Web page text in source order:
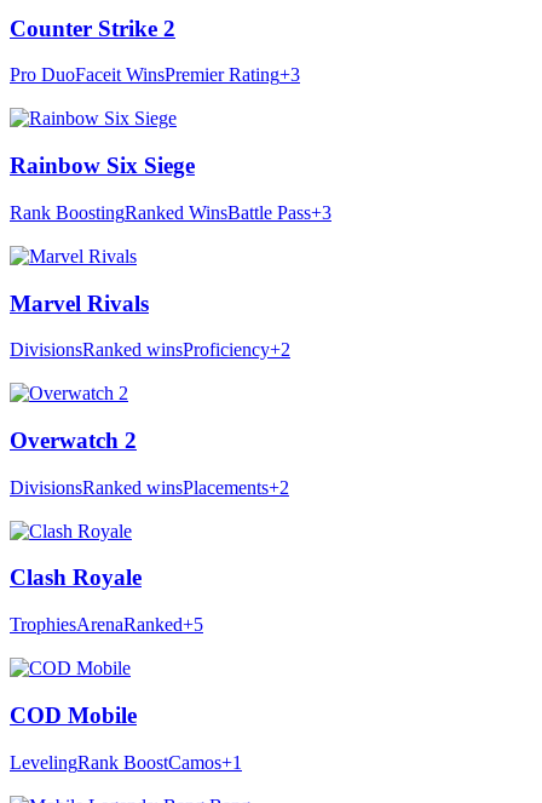
Counter Strike 2
Pro DuoFaceit WinsPremier Rating+3
Rainbow Six Siege
Rank BoostingRanked WinsBattle Pass+3
Marvel Rivals
DivisionsRanked winsProficiency+2
Overwatch 2
DivisionsRanked winsPlacements+2
Clash Royale
TrophiesArenaRanked+5
COD Mobile
LevelingRank BoostCamos+1